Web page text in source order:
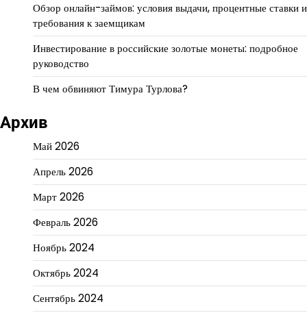
Обзор онлайн-займов: условия выдачи, процентные ставки и
требования к заемщикам
Инвестирование в российские золотые монеты: подробное
руководство
В чем обвиняют Тимура Турлова?
Архив
Май 2026
Апрель 2026
Март 2026
Февраль 2026
Ноябрь 2024
Октябрь 2024
Сентябрь 2024